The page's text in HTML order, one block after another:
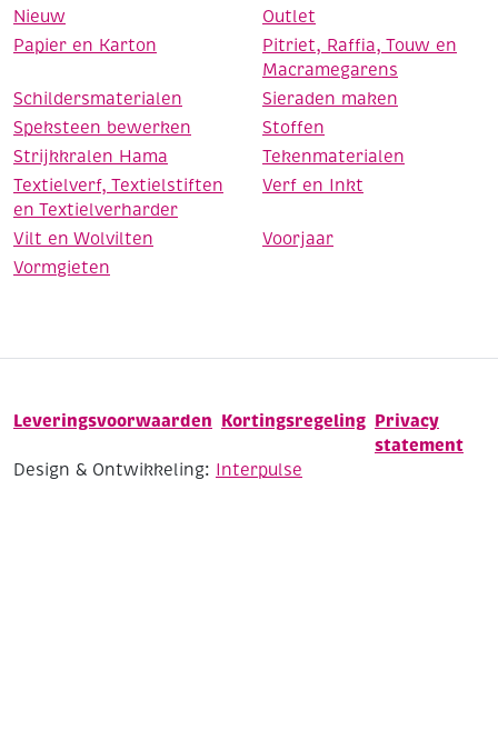
Nieuw
Outlet
Papier en Karton
Pitriet, Raffia, Touw en
Macramegarens
Schildersmaterialen
Sieraden maken
Speksteen bewerken
Stoffen
Strijkkralen Hama
Tekenmaterialen
Textielverf, Textielstiften
en Textielverharder
Verf en Inkt
Vilt en Wolvilten
Voorjaar
Vormgieten
Leveringsvoorwaarden Kortingsregeling Privacy
statement
Design & Ontwikkeling: Interpulse